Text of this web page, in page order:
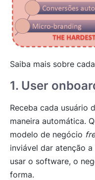
Saiba mais sobre
1. User
Receba cada usuário
maneira automática.
modelo de negócio
inviável dar atenção
usar o software, o
forma.